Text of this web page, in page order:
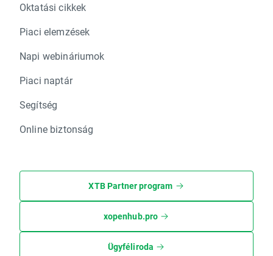
Oktatási cikkek
Piaci elemzések
Napi webináriumok
Piaci naptár
Segítség
Online biztonság
XTB Partner program
xopenhub.pro
Ügyféliroda